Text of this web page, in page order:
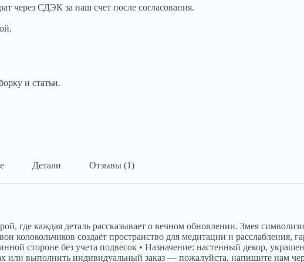
через СДЭК за наш счет после согласования.
и статьи.
Детали Отзывы (1)
где каждая деталь рассказывает о вечном обновлении. Змея
колокольчиков создаёт пространство для медитации и расслабления,
стороне без учета подвесок • Назначение: настенный декор,
выполнить индивидуальный заказ — пожалуйста, напишите нам